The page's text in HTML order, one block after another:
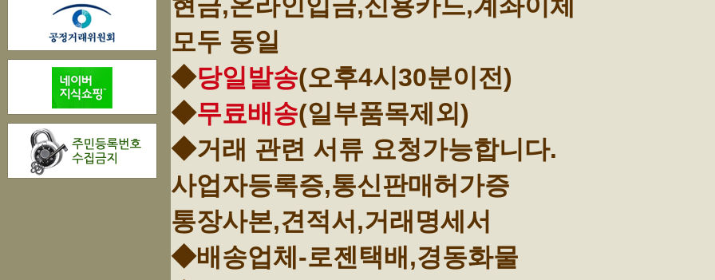
모두 동일
◆당일발송(오후4시30분이전)
◆무료배송(일부품목제외)
◆거래 관련 서류 요청가능합니다.
사업자등록증,통신판매허가증
통장사본,견적서,거래명세서
◆배송업체-로젠택배,경동화물